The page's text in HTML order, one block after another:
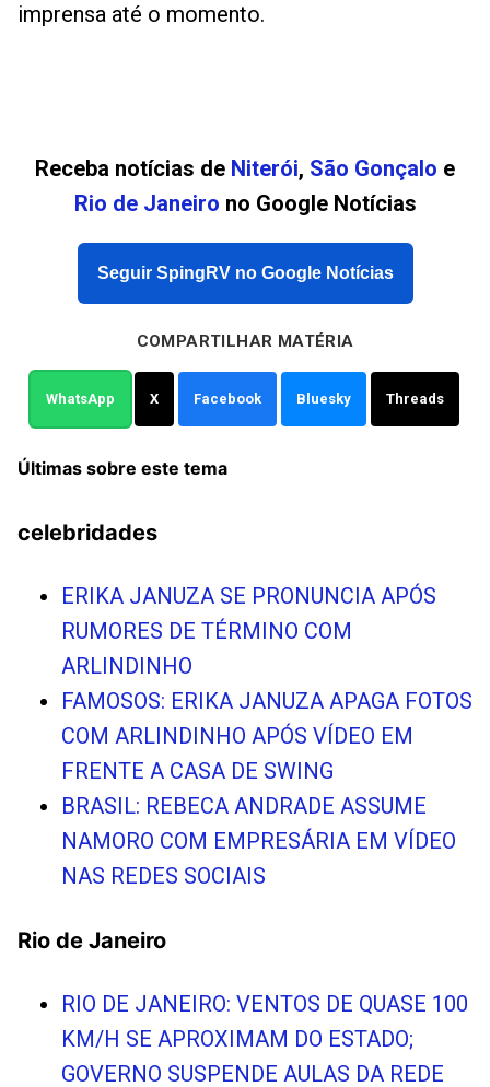
imprensa até o momento.
Receba notícias de Niterói, São Gonçalo e
Rio de Janeiro no Google Notícias
Seguir SpingRV no Google Notícias
COMPARTILHAR MATÉRIA
WhatsApp X Facebook Bluesky Threads
Últimas sobre este tema
celebridades
ERIKA JANUZA SE PRONUNCIA APÓS
RUMORES DE TÉRMINO COM
ARLINDINHO
FAMOSOS: ERIKA JANUZA APAGA FOTOS
COM ARLINDINHO APÓS VÍDEO EM
FRENTE A CASA DE SWING
BRASIL: REBECA ANDRADE ASSUME
NAMORO COM EMPRESÁRIA EM VÍDEO
NAS REDES SOCIAIS
Rio de Janeiro
RIO DE JANEIRO: VENTOS DE QUASE 100
KM/H SE APROXIMAM DO ESTADO;
GOVERNO SUSPENDE AULAS DA REDE